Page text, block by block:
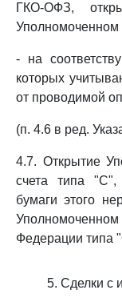
ГКО-ОФЗ,
Уполномоченном
- на
которых
от проводимой
(п. 4.6 в ред.
4.7. Открытие
счета типа
бумаги этого
Федерации типа
5. Сделки с